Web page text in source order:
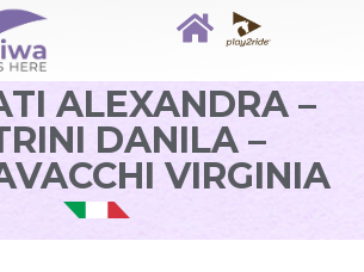
ALEXANDRA –
DANILA –
VIRGINIA